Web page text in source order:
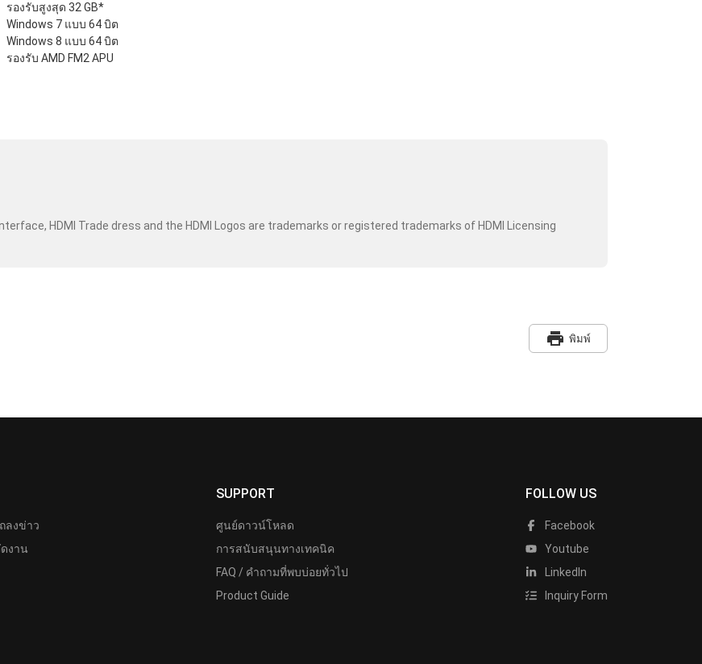
รองรับสูงสุด 32 GB*
Windows 7 แบบ 64 บิต
Windows 8 แบบ 64 บิต
รองรับ AMD FM2 APU
HDMI Trade dress and the HDMI Logos are trademarks or registered trademarks of HDMI Licensing
print พิมพ์
ลงข่าว
งาน
SUPPORT
ศูนย์ดาวน์โหลด
การสนับสนุนทางเทคนิค
FAQ / คำถามที่พบบ่อยทั่วไป
Product Guide
FOLLOW US
Facebook
Youtube
LinkedIn
Inquiry Form